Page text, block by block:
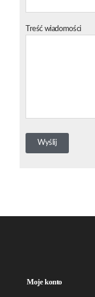
Treść wiadomości
Moje konto